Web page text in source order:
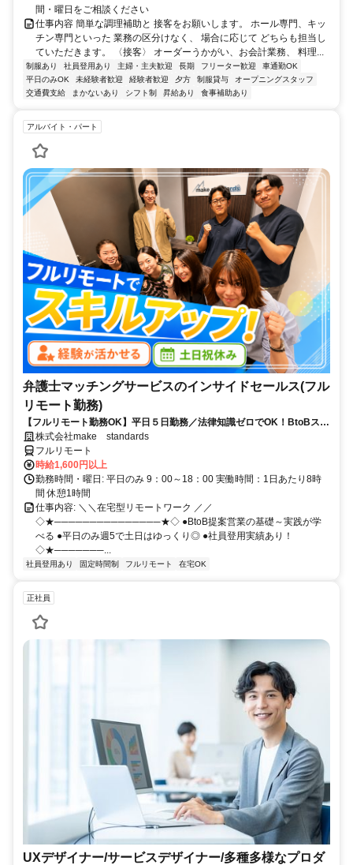
間・曜日をご相談ください
仕事内容 簡単な調理補助と 接客をお願いします。 ホール専門、キッ
チン専門といった 業務の区分けなく、 場合に応じて どちらも担当し
ていただきます。 〈接客〉 オーダーうかがい、お会計業務、 料理...
制服あり 社員登用あり 主婦・主夫歓迎 長期 フリーター歓迎
車通勤OK
平日のみOK
未経験者歓迎 経験者歓迎 夕方 制服貸与
オープニングスタッフ
交通費支給
まかないあり シフト制 昇給あり 食事補助あり
アルバイト・パート
弁護士マッチングサービスのインサイドセールス(フル
リモート勤務)
【フルリモート勤務OK】平日５日勤務／法律知識ゼロでOK！BtoBスキ
ルが身につく営業職
株式会社make standards
フルリモート
時給1,600円以上
勤務時間・曜日: 平日のみ 9：00～18：00 実働時間：1日あたり8時
間 休憩1時間
仕事内容: ＼＼在宅型リモートワーク ／／
◇★───────────────★◇ ●BtoB提案営業の基礎～実践が学
べる ●平日のみ週5で土日はゆっくり◎ ●社員登用実績あり！
◇★───────...
社員登用あり 固定時間制 フルリモート 在宅OK
正社員
UXデザイナー/サービスデザイナー/多種多様なプロダ